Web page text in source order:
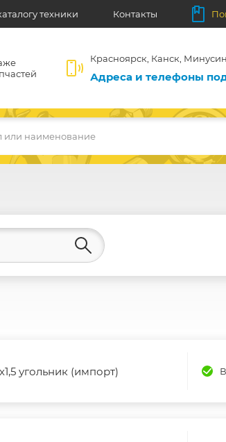
техники Контакты
Красноярск, Канск,
Адреса и телефоны
или наименование
угольник (импорт)